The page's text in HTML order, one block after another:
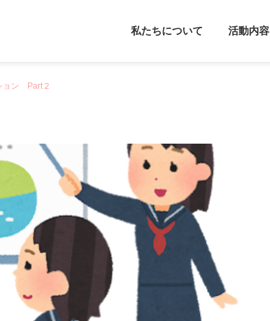
私たちについて 活動内容
メンタルフレンド カウンセラー派遣
について考えてみよ
カウンセリング
感覚過敏について
ョン Part２